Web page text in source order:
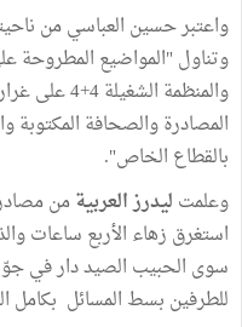
واعتبر حسين العباسي من
وتناول "المواضيع المطروحة
والمنظمة
المصادرة والصحافة المكتوبة
بالقطاع الخاص".
وعلمت ليدرز العربيةمن
استغرق زهاء الأربع ساعات
سوى الحبيب الصيد دار في جوّ
للطرفين بسط المسائل بكامل